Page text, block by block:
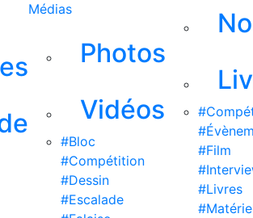
Médias
Photos
Vidéos
#Bloc
#Compétition
#Dessin
#Escalade
#Film
#Livres